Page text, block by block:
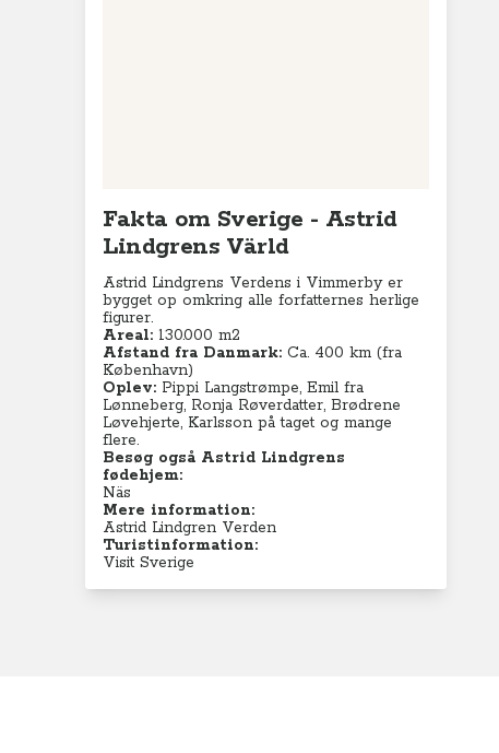
Fakta om Sverige - Astrid
Lindgrens Värld
Astrid Lindgrens Verdens i Vimmerby er
bygget op omkring alle forfatternes herlige
figurer.
Areal: 130.000 m2
Afstand fra Danmark: Ca. 400 km (fra
København)
Oplev: Pippi Langstrømpe, Emil fra
Lønneberg, Ronja Røverdatter, Brødrene
Løvehjerte, Karlsson på taget og mange
flere.
Besøg også Astrid Lindgrens
fødehjem:
Näs
Mere information:
Astrid Lindgren Verden
Turistinformation:
Visit Sverige